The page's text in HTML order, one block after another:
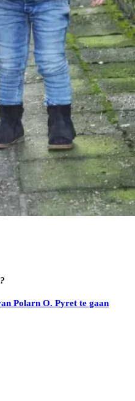
Polarn O. Pyret te gaan